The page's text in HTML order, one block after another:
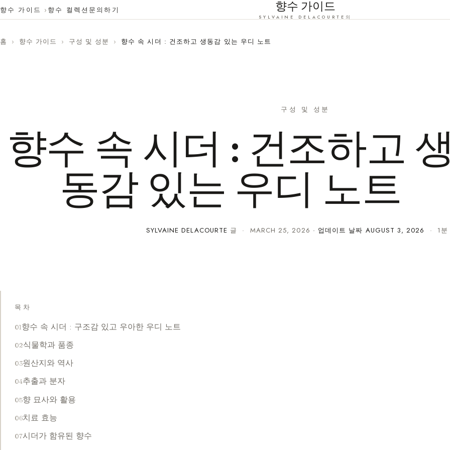
향수 가이드 향수 컬렉션 문의하기 향수 가이드
SYLVAINE DELACOURTE의
홈 › 향수 가이드 › 구성 및 성분 › 향수 속 시더 : 건조하고 생동감 있는 우디 노트
구성 및 성분
향수 속 시더 : 건조하고
동감 있는 우디 노트
SYLVAINE DELACOURTE 글 · MARCH 25, 2026 · 업데이트 날짜 AUGUST 3, 2026 · 1분
목차
향수 속 시더 : 구조감 있고 우아한 우디 노트
식물학과 품종
원산지와 역사
추출과 분자
향 묘사와 활용
치료 효능
시더가 함유된 향수